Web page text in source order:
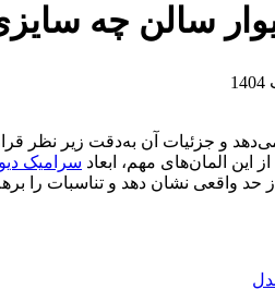
سالن چه
و جزئیات آن به‌دقت زیر نظر
این المان‌های مهم، ابعاد سرامیک
واقعی نشان دهد و تناسبات را